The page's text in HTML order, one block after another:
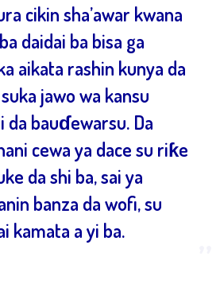
cikin sha’awar kwana
daidai ba bisa ga
aikata rashin kunya da
jawo wa kansu
da bauɗewarsu. Da
cewa ya dace su riƙe
da shi ba, sai ya
banza da wofi, su
kamata a yi ba.